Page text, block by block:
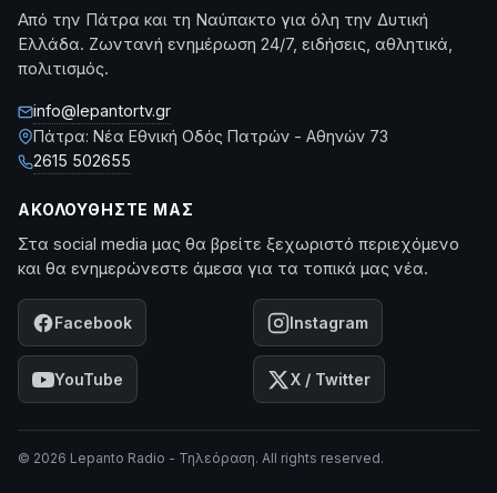
Από την Πάτρα και τη Ναύπακτο για όλη την Δυτική
Ελλάδα. Ζωντανή ενημέρωση 24/7, ειδήσεις, αθλητικά,
πολιτισμός.
info@lepantortv.gr
Πάτρα: Νέα Εθνική Οδός Πατρών - Αθηνών 73
2615 502655
ΑΚΟΛΟΥΘΉΣΤΕ ΜΑΣ
Στα social media μας θα βρείτε ξεχωριστό περιεχόμενο
και θα ενημερώνεστε άμεσα για τα τοπικά μας νέα.
Facebook Instagram
YouTube X / Twitter
© 2026 Lepanto Radio - Τηλεόραση. All rights reserved.